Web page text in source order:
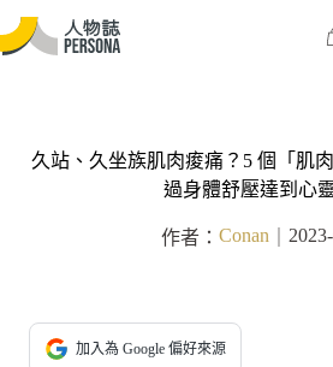
久站、久坐族肌肉痠痛？5 個「肌
過身體舒壓達到心
作者： Conan
加入為 Google 偏好來源